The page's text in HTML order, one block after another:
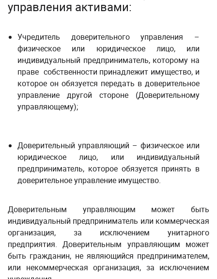
управления активами:
Учредитель доверительного управления –
физическое или юридическое лицо, или
индивидуальный предприниматель, которому на
праве собственности принадлежит имущество, и
которое он обязуется передать в доверительное
управление другой стороне (Доверительному
управляющему);
Доверительный управляющий – физическое или
юридическое лицо, или индивидуальный
предприниматель, которое обязуется принять в
доверительное управление имущество.
Доверительным управляющим может быть
индивидуальный предприниматель или коммерческая
организация, за исключением унитарного
предприятия. Доверительным управляющим может
быть гражданин, не являющийся предпринимателем,
или некоммерческая организация, за исключением